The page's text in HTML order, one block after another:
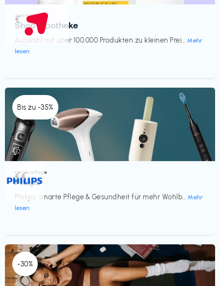
Apotheke
Shop Apotheke
Auswahl mit über 100.000 Produkten zu kleinen Prei... Mehr
lesen
€‎
Bis zu -35%
Körperpflege
Philips
Philips: smarte Pflege & Gesundheit für mehr Wohlb... Mehr
lesen
€€‎
-30%